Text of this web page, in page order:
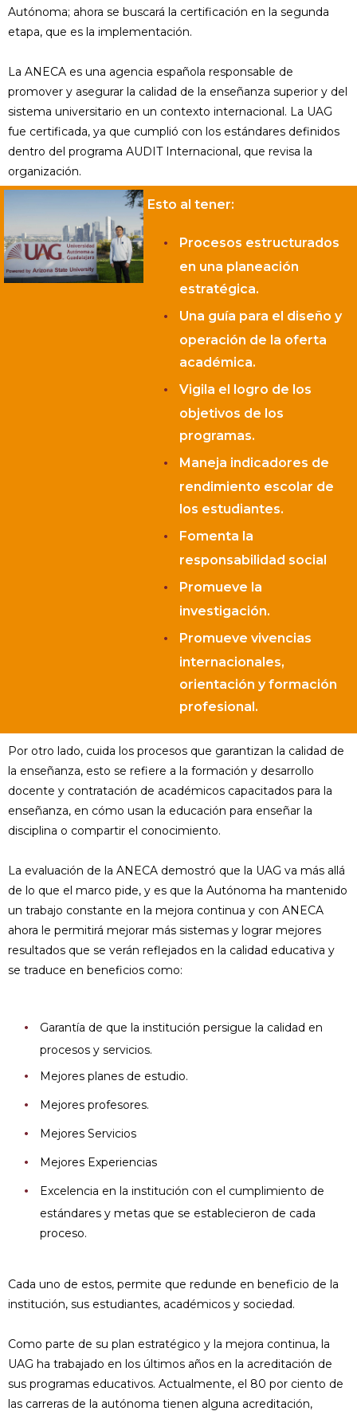
Autónoma; ahora se buscará la certificación en la segunda
etapa, que es la implementación.
La ANECA es una agencia española responsable de
promover y asegurar la calidad de la enseñanza superior y del
sistema universitario en un contexto internacional. La UAG
fue certificada, ya que cumplió con los estándares definidos
dentro del programa AUDIT Internacional, que revisa la
organización.
Esto al tener:
Procesos estructurados
en una planeación
estratégica.
Una guía para el diseño y
operación de la oferta
académica.
Vigila el logro de los
objetivos de los
programas.
Maneja indicadores de
rendimiento escolar de
los estudiantes.
Fomenta la
responsabilidad social
Promueve la
investigación.
Promueve vivencias
internacionales,
orientación y formación
profesional.
Por otro lado, cuida los procesos que garantizan la calidad de
la enseñanza, esto se refiere a la formación y desarrollo
docente y contratación de académicos capacitados para la
enseñanza, en cómo usan la educación para enseñar la
disciplina o compartir el conocimiento.
La evaluación de la ANECA demostró que la UAG va más allá
de lo que el marco pide, y es que la Autónoma ha mantenido
un trabajo constante en la mejora continua y con ANECA
ahora le permitirá mejorar más sistemas y lograr mejores
resultados que se verán reflejados en la calidad educativa y
se traduce en beneficios como:
Garantía de que la institución persigue la calidad en
procesos y servicios.
Mejores planes de estudio.
Mejores profesores.
Mejores Servicios
Mejores Experiencias
Excelencia en la institución con el cumplimiento de
estándares y metas que se establecieron de cada
proceso.
Cada uno de estos, permite que redunde en beneficio de la
institución, sus estudiantes, académicos y sociedad.
Como parte de su plan estratégico y la mejora continua, la
UAG ha trabajado en los últimos años en la acreditación de
sus programas educativos. Actualmente, el 80 por ciento de
las carreras de la autónoma tienen alguna acreditación,